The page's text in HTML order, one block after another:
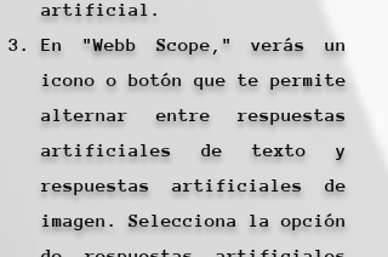
artificial.
En "Webb Scope," verás un
icono o botón que te permite
alternar entre respuestas
artificiales de texto y
respuestas artificiales de
imagen. Selecciona la opción